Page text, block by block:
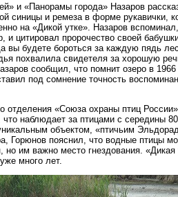
и «Панорамы города» Назаров
синицы и ремеза в форме рукавички,
на «Дикой утке». Назаров
и цитировал пророчество своей
вы будете бороться за каждую пядь
похвалила свидетеля за хорошую
сообщил, что помнит озеро в 1966
под сомнение точность
отделения «Союза охраны птиц России»
что наблюдает за птицами с середины
объектом, «птичьим
Горюнов пояснил, что водные птицы
но им важно место гнездования. «Дикая
много лет.